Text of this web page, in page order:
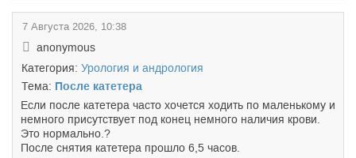
7 Августа 2026, 10:38
anonymous
Категория: Урология и андрология
Тема: После катетера
Если после катетера часто хочется ходить по маленькому и
немного присутствует под конец немного наличия крови.
Это нормально.?
После снятия катетера прошло 6,5 часов.